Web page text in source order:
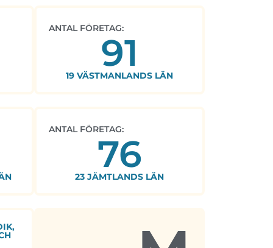
ANTAL FÖRETAG:
91
19 VÄSTMANLANDS LÄN
ANTAL FÖRETAG:
76
23 JÄMTLANDS LÄN